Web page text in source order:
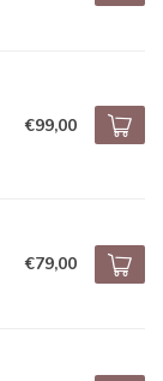
€99,00
€79,00